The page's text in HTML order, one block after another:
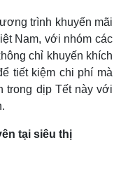
trình khuyến mãi
Nam, với nhóm các
chỉ khuyến khích
tiết kiệm chi phí mà
trong dịp Tết này với
tại siêu thị